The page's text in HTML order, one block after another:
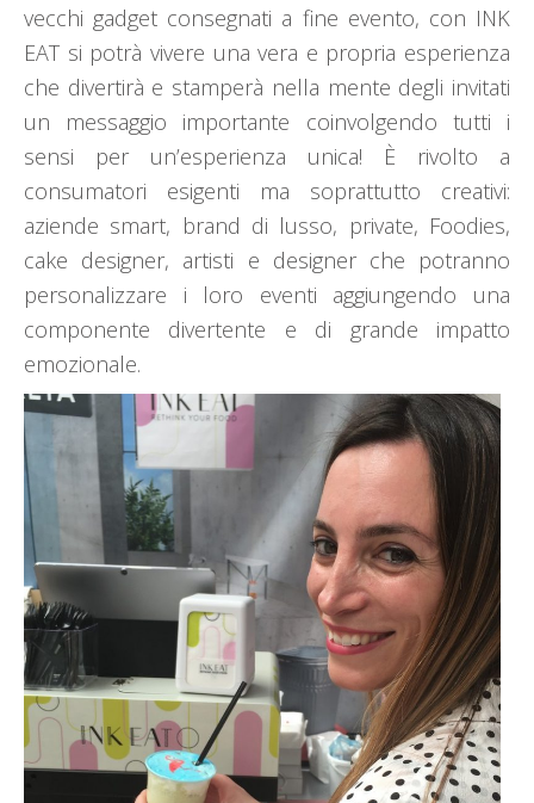
vecchi gadget consegnati a fine evento, con INK
EAT si potrà vivere una vera e propria esperienza
che divertirà e stamperà nella mente degli invitati
un messaggio importante coinvolgendo tutti i
sensi per un’esperienza unica! È rivolto a
consumatori esigenti ma soprattutto creativi:
aziende smart, brand di lusso, private, Foodies,
cake designer, artisti e designer che potranno
personalizzare i loro eventi aggiungendo una
componente divertente e di grande impatto
emozionale.